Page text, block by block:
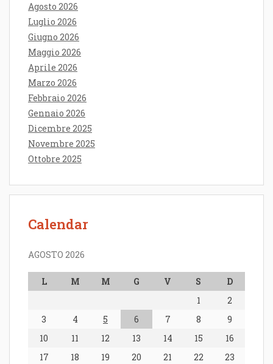
Agosto 2026
Luglio 2026
Giugno 2026
Maggio 2026
Aprile 2026
Marzo 2026
Febbraio 2026
Gennaio 2026
Dicembre 2025
Novembre 2025
Ottobre 2025
Calendar
AGOSTO 2026
L M M G V S
D
1
2
3
4 5 6 7 8
9
10
11 12 13 14 15
16
17
18 19 20 21 22
23